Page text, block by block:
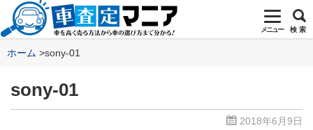
メニュー 検 索
ホーム sony-01
sony-01
2018年6月9日